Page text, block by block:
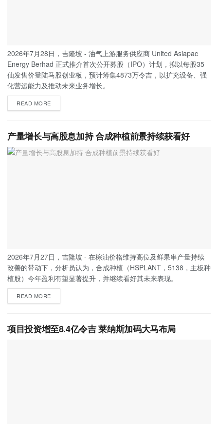
2026年7月28日，吉隆坡 - 油气上游服务供应商 United Asiapac
Energy Berhad 正式推介首次公开募股（IPO）计划，拟以每股35
仙发售价登陆马股创业板，预计筹集4873万令吉，以扩充设备、强
化营运能力及推动未来业务增长。
READ MORE
产量增长与高股息加持 合成种植前景持续获看好
2026年7月27日，吉隆坡 - 在棕油价格维持高位及鲜果串产量持续
改善的带动下，分析员认为，合成种植（HSPLANT，5138，主板种
植股）今年盈利有望显著提升，并继续看好其未来表现。
READ MORE
项目投资增至8.4亿令吉 莱纳斯加码大马布局